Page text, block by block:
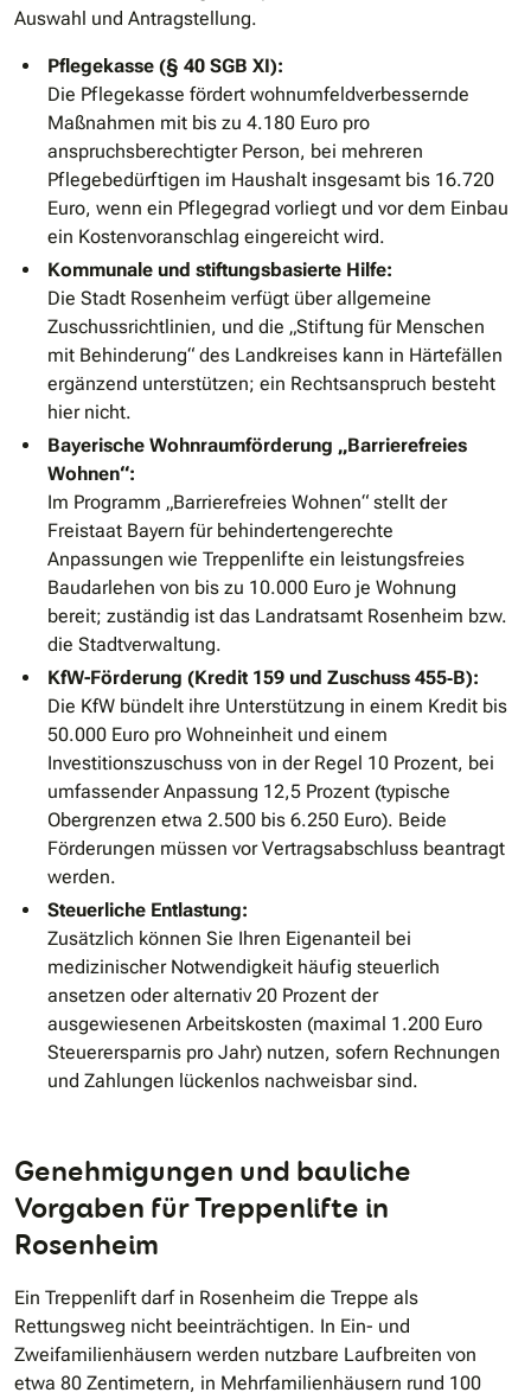
Auswahl und Antragstellung.
Pflegekasse (§ 40 SGB XI):
Die Pflegekasse fördert wohnumfeldverbessernde
Maßnahmen mit bis zu 4.180 Euro pro
anspruchsberechtigter Person, bei mehreren
Pflegebedürftigen im Haushalt insgesamt bis 16.720
Euro, wenn ein Pflegegrad vorliegt und vor dem Einbau
ein Kostenvoranschlag eingereicht wird.
Kommunale und stiftungsbasierte Hilfe:
Die Stadt Rosenheim verfügt über allgemeine
Zuschussrichtlinien, und die „Stiftung für Menschen
mit Behinderung“ des Landkreises kann in Härtefällen
ergänzend unterstützen; ein Rechtsanspruch besteht
hier nicht.
Bayerische Wohnraumförderung „Barrierefreies
Wohnen“:
Im Programm „Barrierefreies Wohnen“ stellt der
Freistaat Bayern für behindertengerechte
Anpassungen wie Treppenlifte ein leistungsfreies
Baudarlehen von bis zu 10.000 Euro je Wohnung
bereit; zuständig ist das Landratsamt Rosenheim bzw.
die Stadtverwaltung.
KfW-Förderung (Kredit 159 und Zuschuss 455‐B):
Die KfW bündelt ihre Unterstützung in einem Kredit bis
50.000 Euro pro Wohneinheit und einem
Investitionszuschuss von in der Regel 10 Prozent, bei
umfassender Anpassung 12,5 Prozent (typische
Obergrenzen etwa 2.500 bis 6.250 Euro). Beide
Förderungen müssen vor Vertragsabschluss beantragt
werden.
Steuerliche Entlastung:
Zusätzlich können Sie Ihren Eigenanteil bei
medizinischer Notwendigkeit häufig steuerlich
ansetzen oder alternativ 20 Prozent der
ausgewiesenen Arbeitskosten (maximal 1.200 Euro
Steuerersparnis pro Jahr) nutzen, sofern Rechnungen
und Zahlungen lückenlos nachweisbar sind.
Genehmigungen und bauliche
Vorgaben für Treppenlifte in
Rosenheim
Ein Treppenlift darf in Rosenheim die Treppe als
Rettungsweg nicht beeinträchtigen. In Ein- und
Zweifamilienhäusern werden nutzbare Laufbreiten von
etwa 80 Zentimetern, in Mehrfamilienhäusern rund 100